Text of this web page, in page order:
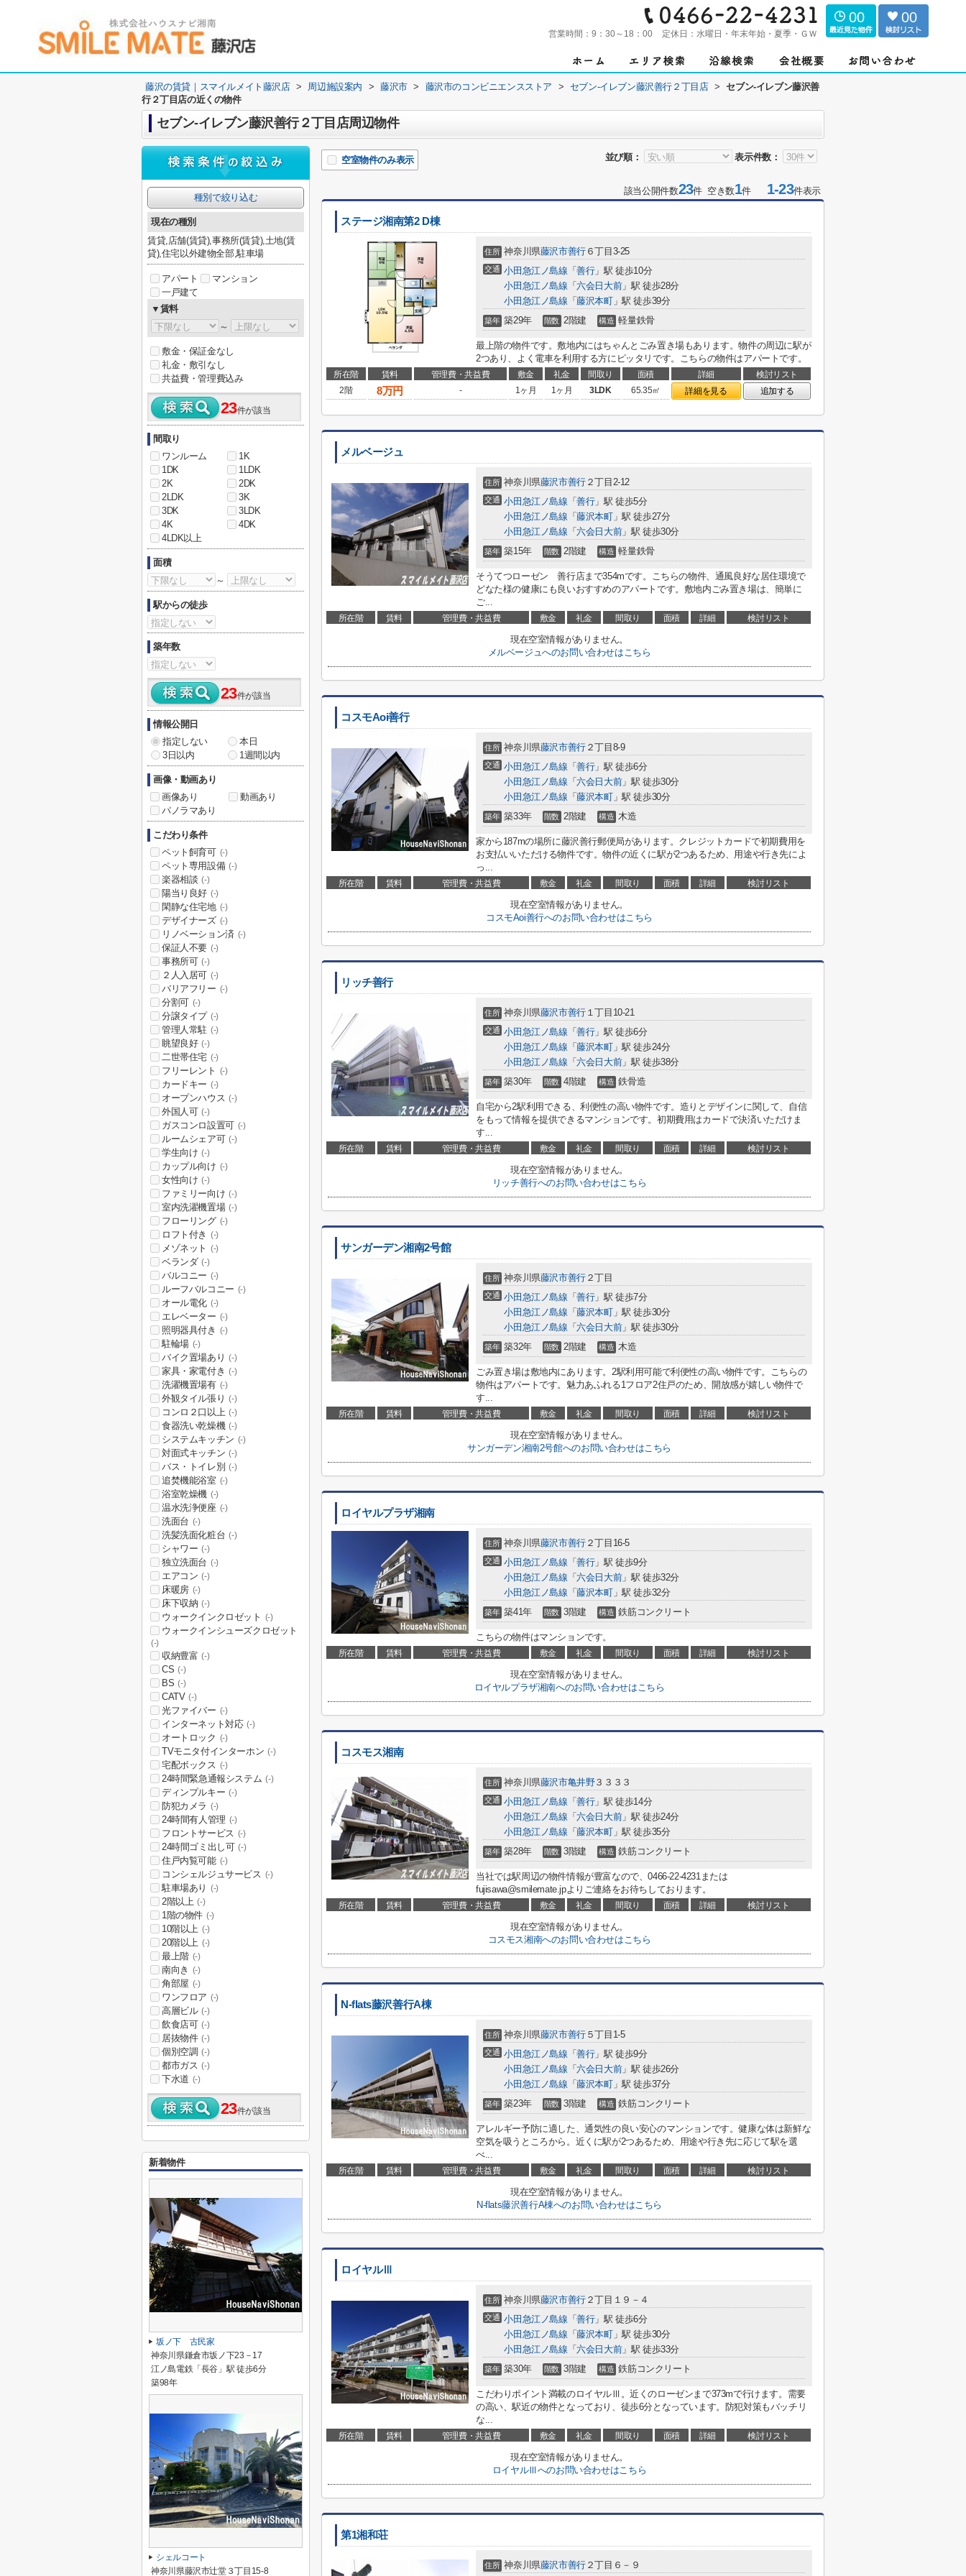
営業時間： 9：30～18：00 定休日： 水曜日・年末年始・夏季・ＧＷ
00 00
藤沢の賃貸｜スマイルメイト藤沢店 > 周辺施設案内 > 藤沢市 > 藤沢市のコンビニエンスストア > セブン-イレブン藤沢善行２丁目店 >
セブン-イレブン藤沢善
行２丁目店の近くの物件
セブン-イレブン藤沢善行２丁目店周辺物件
並び順： 表示件数：
空室物件のみ表示
該当公開件数23件 空き数1件1-23件表示
ステージ湘南第2 D棟
住所 神奈川県藤沢市善行６丁目3-25
交通 小田急江ノ島線 「善行」駅 徒歩10分
小田急江ノ島線 「六会日大前」駅 徒歩28分
小田急江ノ島線 「藤沢本町」駅 徒歩39分
築年 築29年 階数 2階建 構造 軽量鉄骨
最上階の物件です。敷地内にはちゃんとごみ置き場もあります。物件の周辺に駅が
2つあり、よく電車を利用する方にピッタリです。こちらの物件はアパートです。
所在階 賃料 管理費・共益費 敷金 礼金 間取り 面積 詳細
検討リスト
2階
8万円 - 1ヶ月 1ヶ月 3LDK 65.35㎡ 詳細を見る 追加する
メルベージュ
住所 神奈川県藤沢市善行２丁目2-12
交通 小田急江ノ島線 「善行」駅 徒歩5分
小田急江ノ島線 「藤沢本町」駅 徒歩27分
小田急江ノ島線 「六会日大前」駅 徒歩30分
築年 築15年 階数 2階建 構造 軽量鉄骨
そうてつローゼン 善行店まで354mです。こちらの物件、通風良好な居住環境で
どなた様の健康にも良いおすすめのアパートです。敷地内ごみ置き場は、簡単に
ご...
所在階 賃料 管理費・共益費 敷金 礼金 間取り 面積 詳細 検討リスト
現在空室情報がありません。
メルベージュへのお問い合わせはこちら
コスモAoi善行
住所 神奈川県藤沢市善行２丁目8-9
交通 小田急江ノ島線 「善行」駅 徒歩6分
小田急江ノ島線 「六会日大前」駅 徒歩30分
小田急江ノ島線 「藤沢本町」駅 徒歩30分
築年 築33年 階数 2階建 構造 木造
家から187mの場所に藤沢善行郵便局があります。クレジットカードで初期費用を
お支払いいただける物件です。物件の近くに駅が2つあるため、用途や行き先によ
っ...
所在階 賃料 管理費・共益費 敷金 礼金 間取り 面積 詳細 検討リスト
現在空室情報がありません。
コスモAoi善行へのお問い合わせはこちら
リッチ善行
住所 神奈川県藤沢市善行１丁目10-21
交通 小田急江ノ島線 「善行」駅 徒歩6分
小田急江ノ島線 「藤沢本町」駅 徒歩24分
小田急江ノ島線 「六会日大前」駅 徒歩38分
築年 築30年 階数 4階建 構造 鉄骨造
自宅から2駅利用できる、利便性の高い物件です。造りとデザインに関して、自信
をもって情報を提供できるマンションです。初期費用はカードで決済いただけま
す...
所在階 賃料 管理費・共益費 敷金 礼金 間取り 面積 詳細 検討リスト
現在空室情報がありません。
リッチ善行へのお問い合わせはこちら
サンガーデン湘南2号館
住所 神奈川県藤沢市善行２丁目
交通 小田急江ノ島線 「善行」駅 徒歩7分
小田急江ノ島線 「藤沢本町」駅 徒歩30分
小田急江ノ島線 「六会日大前」駅 徒歩30分
築年 築32年 階数 2階建 構造 木造
ごみ置き場は敷地内にあります。2駅利用可能で利便性の高い物件です。こちらの
物件はアパートです。魅力あふれる1フロア2住戸のため、開放感が嬉しい物件で
す...
所在階 賃料 管理費・共益費 敷金 礼金 間取り 面積 詳細 検討リスト
現在空室情報がありません。
サンガーデン湘南2号館へのお問い合わせはこちら
ロイヤルプラザ湘南
住所 神奈川県藤沢市善行２丁目16-5
交通 小田急江ノ島線 「善行」駅 徒歩9分
小田急江ノ島線 「六会日大前」駅 徒歩32分
小田急江ノ島線 「藤沢本町」駅 徒歩32分
築年 築41年 階数 3階建 構造 鉄筋コンクリート
こちらの物件はマンションです。
所在階 賃料 管理費・共益費 敷金 礼金 間取り 面積 詳細 検討リスト
現在空室情報がありません。
ロイヤルプラザ湘南へのお問い合わせはこちら
コスモス湘南
住所 神奈川県藤沢市亀井野３３３３
交通 小田急江ノ島線 「善行」駅 徒歩14分
小田急江ノ島線 「六会日大前」駅 徒歩24分
小田急江ノ島線 「藤沢本町」駅 徒歩35分
築年 築28年 階数 3階建 構造 鉄筋コンクリート
当社では駅周辺の物件情報が豊富なので、0466-22-4231または
fujisawa@smilemate.jpよりご連絡をお待ちしております。
所在階 賃料 管理費・共益費 敷金 礼金 間取り 面積 詳細 検討リスト
現在空室情報がありません。
コスモス湘南へのお問い合わせはこちら
N-flats藤沢善行A棟
住所 神奈川県藤沢市善行５丁目1-5
交通 小田急江ノ島線 「善行」駅 徒歩9分
小田急江ノ島線 「六会日大前」駅 徒歩26分
小田急江ノ島線 「藤沢本町」駅 徒歩37分
築年 築23年 階数 3階建 構造 鉄筋コンクリート
アレルギー予防に適した、通気性の良い安心のマンションです。健康な体は新鮮な
空気を吸うところから。近くに駅が2つあるため、用途や行き先に応じて駅を選
べ...
所在階 賃料 管理費・共益費 敷金 礼金 間取り 面積 詳細 検討リスト
現在空室情報がありません。
N-flats藤沢善行A棟へのお問い合わせはこちら
ロイヤルⅢ
住所 神奈川県藤沢市善行２丁目１９－４
交通 小田急江ノ島線 「善行」駅 徒歩6分
小田急江ノ島線 「藤沢本町」駅 徒歩30分
小田急江ノ島線 「六会日大前」駅 徒歩33分
築年 築30年 階数 3階建 構造 鉄筋コンクリート
こだわりポイント満載のロイヤルⅢ。近くのローゼンまで373mで行けます。需要
の高い、駅近の物件となっており、徒歩6分となっています。防犯対策もバッチリ
な...
所在階 賃料 管理費・共益費 敷金 礼金 間取り 面積 詳細 検討リスト
現在空室情報がありません。
ロイヤルⅢへのお問い合わせはこちら
第1湘和荘
住所 神奈川県藤沢市善行２丁目６－９
種別で絞り込む
現在の種別
賃貸,店舗(賃貸),事務所(賃貸),土地(賃
貸),住宅以外建物全部,駐車場
アパート
マンション
一戸建て
▼賃料
～
敷金・保証金なし
礼金・敷引なし
共益費・管理費込み
23件が該当
間取り
ワンルーム
1K
1DK
1LDK
2K
2DK
2LDK
3K
3DK
3LDK
4K
4DK
4LDK以上
面積
～
駅からの徒歩
築年数
23件が該当
情報公開日
指定しない
本日
3日以内
1週間以内
画像・動画あり
画像あり
動画あり
パノラマあり
こだわり条件
ペット飼育可 (-)
ペット専用設備 (-)
楽器相談 (-)
陽当り良好 (-)
閑静な住宅地 (-)
デザイナーズ (-)
リノベーション済 (-)
保証人不要 (-)
事務所可 (-)
２人入居可 (-)
バリアフリー (-)
分割可 (-)
分譲タイプ (-)
管理人常駐 (-)
眺望良好 (-)
二世帯住宅 (-)
フリーレント (-)
カードキー (-)
オープンハウス (-)
外国人可 (-)
ガスコンロ設置可 (-)
ルームシェア可 (-)
学生向け (-)
カップル向け (-)
女性向け (-)
ファミリー向け (-)
室内洗濯機置場 (-)
フローリング (-)
ロフト付き (-)
メゾネット (-)
ベランダ (-)
バルコニー (-)
ルーフバルコニー (-)
オール電化 (-)
エレベーター (-)
照明器具付き (-)
駐輪場 (-)
バイク置場あり (-)
家具・家電付き (-)
洗濯機置場有 (-)
外観タイル張り (-)
コンロ２口以上 (-)
食器洗い乾燥機 (-)
システムキッチン (-)
対面式キッチン (-)
バス・トイレ別 (-)
追焚機能浴室 (-)
浴室乾燥機 (-)
温水洗浄便座 (-)
洗面台 (-)
洗髪洗面化粧台 (-)
シャワー (-)
独立洗面台 (-)
エアコン (-)
床暖房 (-)
床下収納 (-)
ウォークインクロゼット (-)
ウォークインシューズクロゼット
(-)
収納豊富 (-)
CS (-)
BS (-)
CATV (-)
光ファイバー (-)
インターネット対応 (-)
オートロック (-)
TVモニタ付インターホン (-)
宅配ボックス (-)
24時間緊急通報システム (-)
ディンプルキー (-)
防犯カメラ (-)
24時間有人管理 (-)
フロントサービス (-)
24時間ゴミ出し可 (-)
住戸内覧可能 (-)
コンシェルジュサービス (-)
駐車場あり (-)
2階以上 (-)
1階の物件 (-)
10階以上 (-)
20階以上 (-)
最上階 (-)
南向き (-)
角部屋 (-)
ワンフロア (-)
高層ビル (-)
飲食店可 (-)
居抜物件 (-)
個別空調 (-)
都市ガス (-)
下水道 (-)
23件が該当
新着物件
坂ノ下 古民家
神奈川県鎌倉市坂ノ下23－17
江ノ島電鉄「長谷」駅 徒歩6分
築98年
シェルコート
神奈川県藤沢市辻堂３丁目15-8